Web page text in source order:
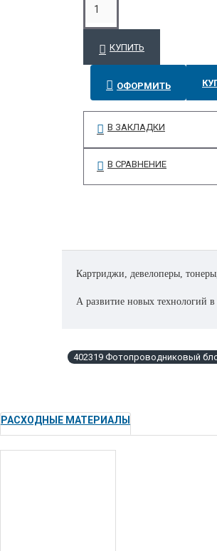
КУПИТЬ
ОФОРМИТЬ
В ЗАКЛАДКИ
В СРАВНЕНИЕ
Картриджи, девелоперы,
А развитие новых технологий в
402319 Фотопроводниковый
РАСХОДНЫЕ МАТЕРИАЛЫ